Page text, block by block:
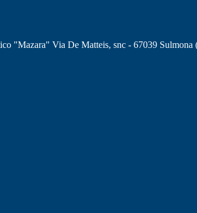
"Mazara" Via De Matteis, snc - 67039